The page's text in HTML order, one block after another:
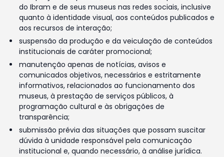
do Ibram e de seus museus nas redes sociais, inclusive
quanto à identidade visual, aos conteúdos publicados e
aos recursos de interação;
suspensão da produção e da veiculação de conteúdos
institucionais de caráter promocional;
manutenção apenas de notícias, avisos e
comunicados objetivos, necessários e estritamente
informativos, relacionados ao funcionamento dos
museus, à prestação de serviços públicos, à
programação cultural e às obrigações de
transparência;
submissão prévia das situações que possam suscitar
dúvida à unidade responsável pela comunicação
institucional e, quando necessário, à análise jurídica.